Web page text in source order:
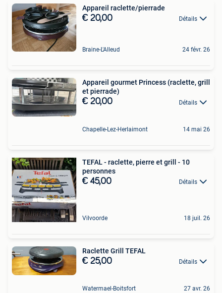
Appareil raclette/pierrade
€ 20,00 Détails
Braine-L'Alleud 24 févr. 26
Appareil gourmet Princess (raclette, grill
et pierrade)
€ 20,00 Détails
Chapelle-Lez-Herlaimont 14 mai 26
TEFAL - raclette, pierre et grill - 10
personnes
€ 45,00 Détails
Vilvoorde 18 juil. 26
Raclette Grill TEFAL
€ 25,00 Détails
Watermael-Boitsfort 27 avr. 26